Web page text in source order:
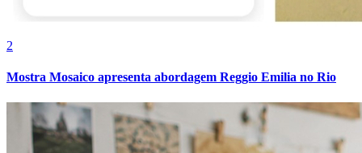
2
Mostra Mosaico apresenta abordagem Reggio Emilia no Rio